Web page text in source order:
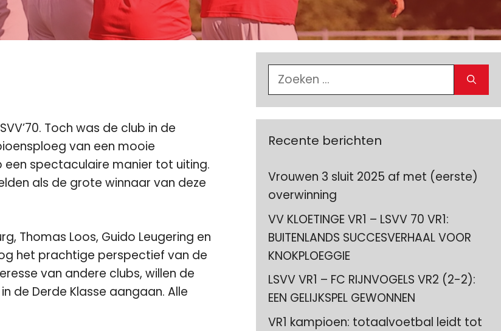
Toch was de club in de
van een mooie
spectaculaire manier tot uiting.
als de grote winnaar van deze
Thomas Loos, Guido Leugering en
het prachtige perspectief van de
van andere clubs, willen de
de Derde Klasse aangaan. Alle
Zoek
naar:
Recente berichten
Vrouwen 3 sluit 2025 af met (eerste)
overwinning
VV KLOETINGE VR1 – LSVV 70 VR1:
BUITENLANDS SUCCESVERHAAL VOOR
KNOKPLOEGGIE
LSVV VR1 – FC RIJNVOGELS VR2 (2-2):
EEN GELIJKSPEL GEWONNEN
VR1 kampioen: totaalvoetbal leidt tot